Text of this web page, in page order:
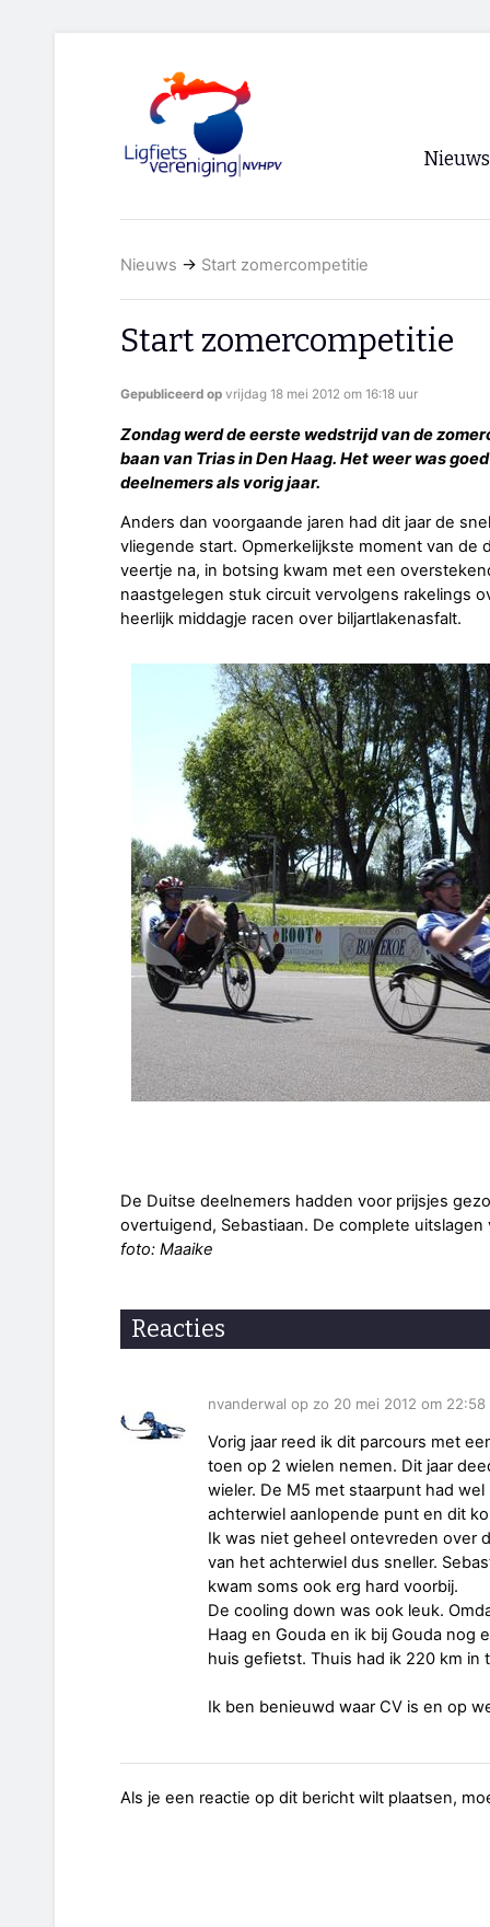
Nieuws
Nieuws → Start zomercompetitie
Start zomercompetitie
Gepubliceerd op vrijdag 18 mei 2012 om 16:18 uur
Zondag werd de eerste wedstrijd van de
baan van Trias in Den Haag. Het weer was
deelnemers als vorig jaar.
Anders dan voorgaande jaren had dit jaar de
vliegende start. Opmerkelijkste moment van de
veertje na, in botsing kwam met een
naastgelegen stuk circuit vervolgens rakelings
heerlijk middagje racen over biljartlakenasfalt.
De Duitse deelnemers hadden voor prijsjes
overtuigend, Sebastiaan. De complete
foto: Maaike
Reacties
nvanderwal op zo 20 mei 2012 om 22:58
Vorig jaar reed ik dit parcours met
toen op 2 wielen nemen. Dit jaar
wieler. De M5 met staarpunt had
achterwiel aanlopende punt en dit
Ik was niet geheel ontevreden over
van het achterwiel dus sneller.
kwam soms ook erg hard voorbij.
De cooling down was ook leuk.
Haag en Gouda en ik bij Gouda nog
huis gefietst. Thuis had ik 220 km in
Ik ben benieuwd waar CV is en op
Als je een reactie op dit bericht wilt plaatsen,